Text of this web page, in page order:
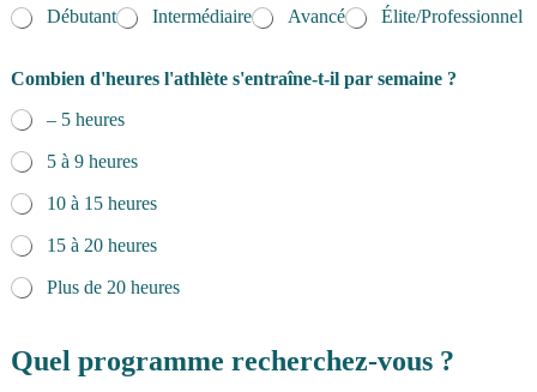
Débutant
Intermédiaire Avancé Élite/Professionnel
Combien d'heures l'athlète s'entraîne-t-il par semaine ?
– 5 heures
5 à 9 heures
10 à 15 heures
15 à 20 heures
Plus de 20 heures
Quel programme recherchez-vous ?